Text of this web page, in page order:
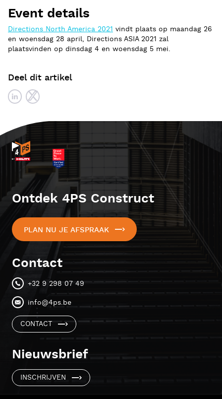
Event details
Directions North America 2021 vindt plaats op maandag 26
en woensdag 28 april, Directions ASIA 2021 zal
plaatsvinden op dinsdag 4 en woensdag 5 mei.
Deel dit artikel
Ontdek 4PS Construct
PLAN NU JE AFSPRAAK
Contact
+32 9 298 07 49
info@4ps.be
CONTACT
Nieuwsbrief
INSCHRIJVEN